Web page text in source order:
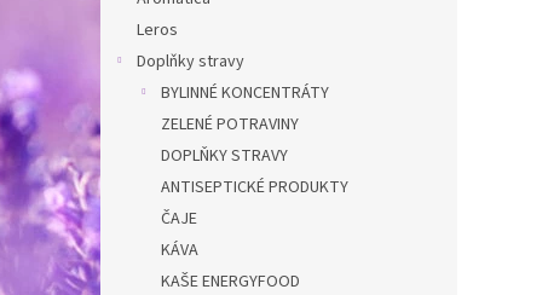
p
a
n
e
l
Leros
Doplňky stravy
BYLINNÉ KONCENTRÁTY
ZELENÉ POTRAVINY
DOPLŇKY STRAVY
ANTISEPTICKÉ PRODUKTY
ČAJE
KÁVA
KAŠE ENERGYFOOD